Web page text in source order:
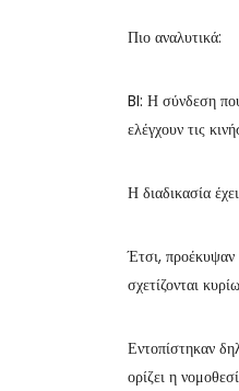
Πιο αναλυτικά:
BI: Η σύνδεση
ελέγχουν τις
Η διαδικασία
Έτσι, προέκυψαν
σχετίζονται
Εντοπίστηκαν
ορίζει η